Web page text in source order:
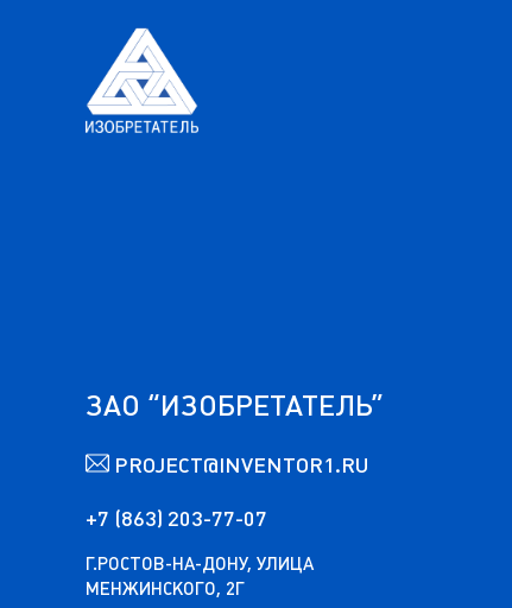
ЗАО “ИЗОБРЕТАТЕЛЬ”
PROJECT@INVENTOR1.RU
+7 (863) 203-77-07
Г.РОСТОВ-НА-ДОНУ, УЛИЦА
МЕНЖИНСКОГО, 2Г